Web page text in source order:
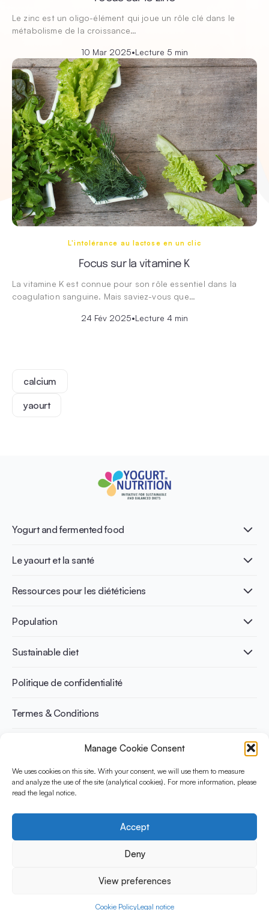
Manage Cookie Consent
We uses cookies on this site. With your consent, we will use them to measure
and analyze the use of the site (analytical cookies). For more information, please
read the legal notice.
Accept
Deny
View preferences
Cookie PolicyLegal notice
Le zinc est un oligo-élément qui joue un rôle clé dans le
métabolisme de la croissance…
10 Mar 2025•Lecture 5 min
L'intolérance au lactose en un clic
Focus sur la vitamine K
La vitamine K est connue pour son rôle essentiel dans la
coagulation sanguine. Mais saviez-vous que…
24 Fév 2025•Lecture 4 min
calcium
yaourt
Yogurt and fermented food
Qu’est-ce que le yaourt ?
Nutri-dense food
Le yaourt et la santé
Healthy Diets & Lifestyle
Santé intestinale
Santé osseuse
Gestion du poids
Ressources pour les diététiciens
Publications
Infographics
Recettes
Population
Adulte
Sportif
Sustainable diet
Benefits for planet health
Benefits for human health
Politique de confidentialité
Termes & Conditions
YINI (The Yogurt in Nutrition Initiative) est financée par le
Danone Institute International. Elle vise à évaluer et partager les
preuves actuelles sur la place du yaourt dans les régimes
Social Media